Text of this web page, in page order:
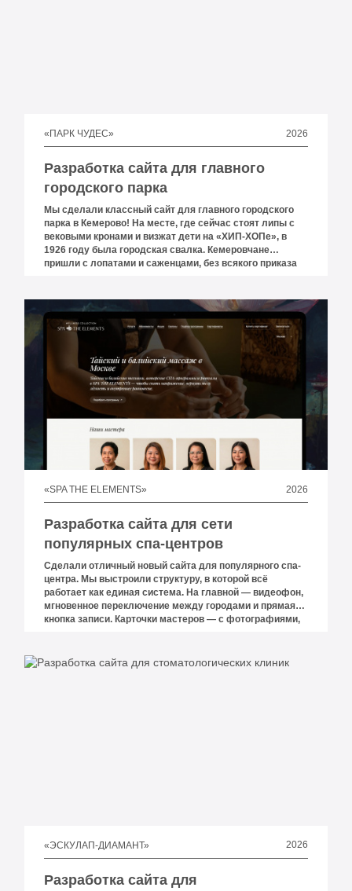
«ПАРК ЧУДЕС» 2026
Разработка сайта для главного
городского парка
Мы сделали классный сайт для главного городского
парка в Кемерово! На месте, где сейчас стоят липы с
вековыми кронами и визжат дети на «ХИП-ХОПе», в
1926 году была городская свалка. Кемеровчане
пришли с лопатами и саженцами, без всякого приказа
восьмисот тысяч гостей за сезон и носит негласный
титул лучшего парка за Уралом. И вот этому месту — с
его архивными фотографиями, Мамонтёнком Димой,
послевоенными аллеями и аттракционами для трёх
поколений одной семьи — долгое время не хватало
сайта, который рассказывал бы о нём по-человечески.
«SPA THE ELEMENTS» 2026
Разработка сайта для сети
популярных спа-центров
Сделали отличный новый сайта для популярного спа-
центра. Мы выстроили структуру, в которой всё
работает как единая система. На главной — видеофон,
мгновенное переключение между городами и прямая
кнопка записи. Карточки мастеров — с фотографиями,
реальный инструмент.
«ЭСКУЛАП-ДИАМАНТ» 2026
Разработка сайта для